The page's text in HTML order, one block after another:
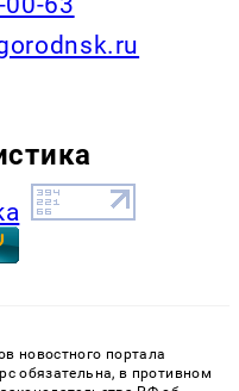
новостного портала
обязательна, в противном